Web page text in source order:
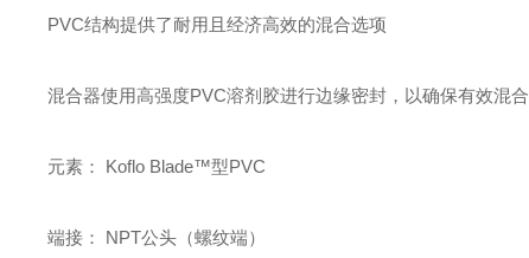
PVC结构提供了耐用且经济高效的混合选项
混合器使用高强度PVC溶剂胶进行边缘密封，以确保有效混合
元素： Koflo Blade™型PVC
端接： NPT公头（螺纹端）